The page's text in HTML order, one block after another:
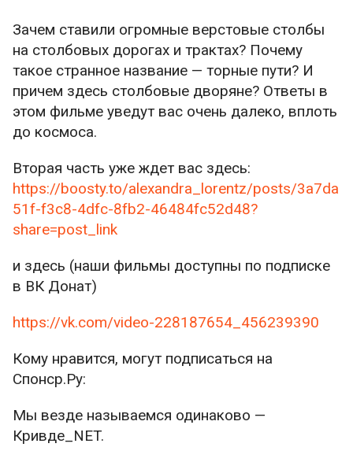
Зачем ставили огромные верстовые столбы
на столбовых дорогах и трактах? Почему
такое странное название — торные пути? И
причем здесь столбовые дворяне? Ответы в
этом фильме уведут вас очень далеко, вплоть
до космоса.
Вторая часть уже ждет вас здесь:
https://boosty.to/alexandra_lorentz/posts/3a7da
51f-f3c8-4dfc-8fb2-46484fc52d48?
share=post_link
и здесь (наши фильмы доступны по подписке
в ВК Донат)
https://vk.com/video-228187654_456239390
Кому нравится, могут подписаться на
Спонср.Ру:
Мы везде называемся одинаково —
Кривде_NET.